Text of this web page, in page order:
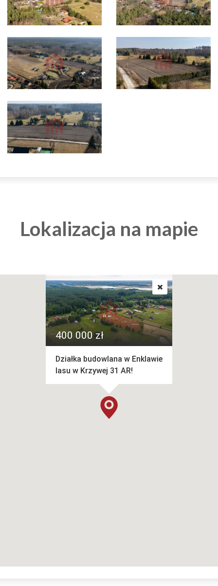
Lokalizacja na mapie
400 000 zł
Działka budowlana w Enklawie
lasu w Krzywej 31 AR!